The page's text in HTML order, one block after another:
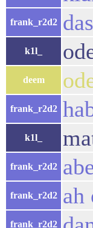
frank_r2d2
k1l_
deem
frank_r2d2
k1l_
frank_r2d2
frank_r2d2 ah
frank_r2d2